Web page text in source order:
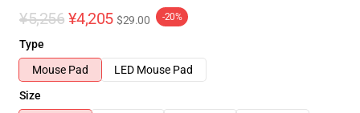
¥5,256 ¥4,205 $29.00 -20%
Type
Mouse Pad
LED Mouse Pad
Size